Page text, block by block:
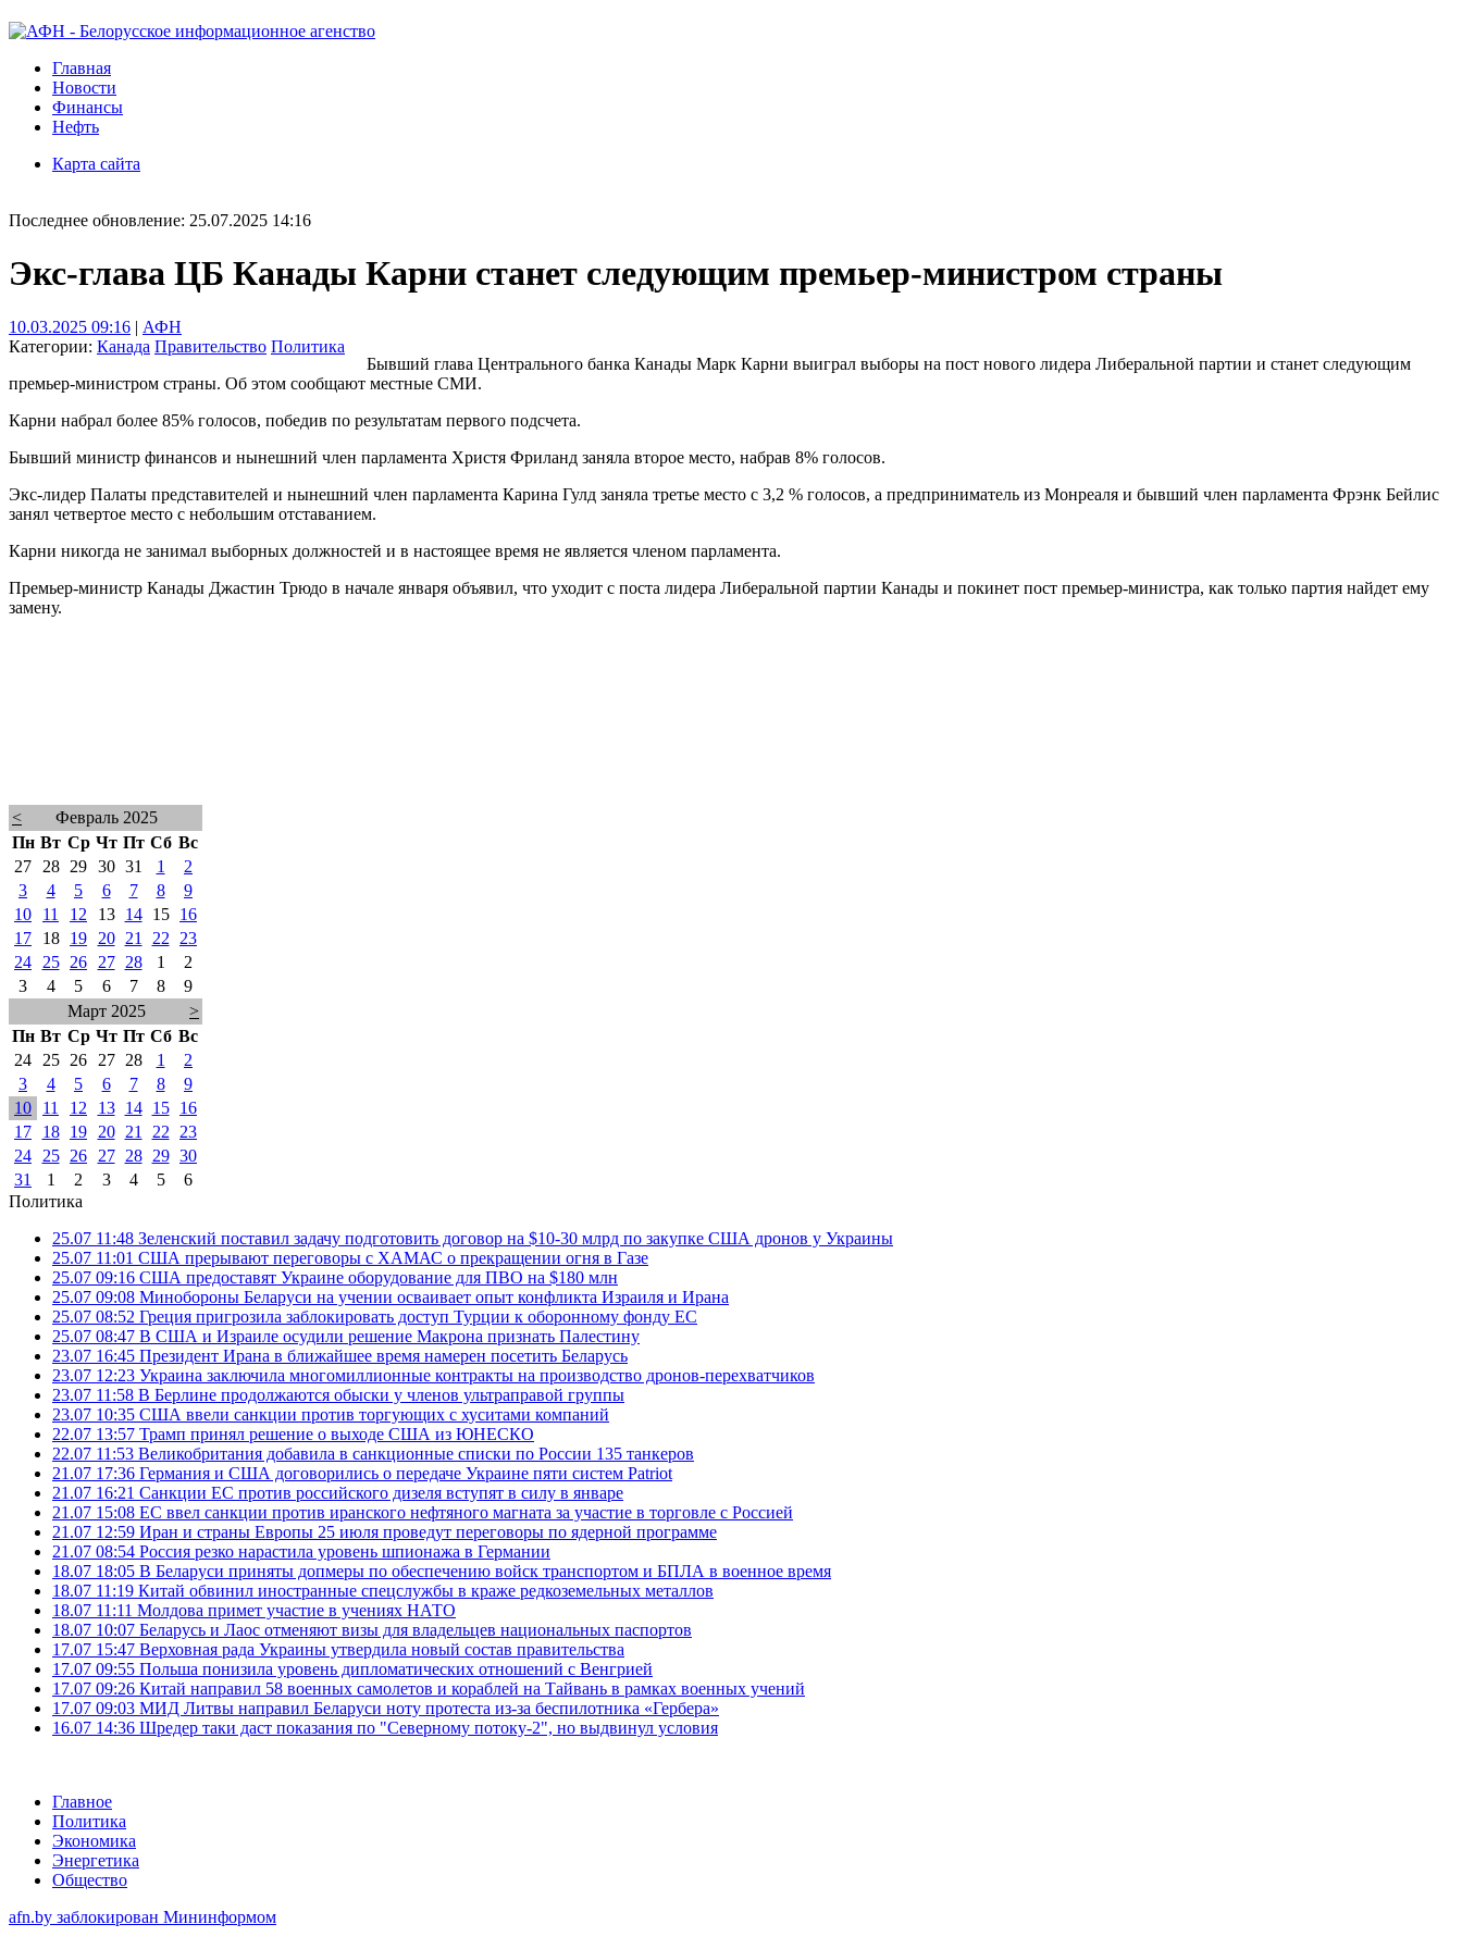
Главная
Новости
Финансы
Нефть
Карта сайта
Последнее обновление: 25.07.2025 14:16
Экс-глава ЦБ Канады Карни станет следующим премьер-министром страны
10.03.2025 09:16 | АФН
Категории: Канада Правительство Политика
Бывший глава Центрального банка Канады Марк Карни выиграл выборы на пост нового лидера Либеральной партии и станет следующим
премьер-министром страны. Об этом сообщают местные СМИ.
Карни набрал более 85% голосов, победив по результатам первого подсчета.
Бывший министр финансов и нынешний член парламента Христя Фриланд заняла второе место, набрав 8% голосов.
Экс-лидер Палаты представителей и нынешний член парламента Карина Гулд заняла третье место с 3,2 % голосов, а предприниматель из Монреаля и бывший член парламента Фрэнк Бейлис
занял четвертое место с небольшим отставанием.
Карни никогда не занимал выборных должностей и в настоящее время не является членом парламента.
Премьер-министр Канады Джастин Трюдо в начале января объявил, что уходит с поста лидера Либеральной партии Канады и покинет пост премьер-министра, как только партия найдет ему
замену.
<
Февраль 2025
Пн Вт Ср Чт Пт Сб Вс
27
28 29 30 31 1
2
3
4 5 6 7 8
9
10
11 12 13 14 15
16
17
18 19 20 21 22
23
24
25 26 27 28 1
2
3
4 5 6 7 8
9
Март 2025
>
Пн Вт Ср Чт Пт Сб Вс
24
25 26 27 28 1
2
3
4 5 6 7 8
9
10
11 12 13 14 15
16
17
18 19 20 21 22
23
24
25 26 27 28 29 30
31
1 2 3 4 5
6
Политика
25.07 11:48 Зеленский поставил задачу подготовить договор на $10-30 млрд по закупке США дронов у Украины
25.07 11:01 США прерывают переговоры с ХАМАС о прекращении огня в Газе
25.07 09:16 США предоставят Украине оборудование для ПВО на $180 млн
25.07 09:08 Минобороны Беларуси на учении осваивает опыт конфликта Израиля и Ирана
25.07 08:52 Греция пригрозила заблокировать доступ Турции к оборонному фонду ЕС
25.07 08:47 В США и Израиле осудили решение Макрона признать Палестину
23.07 16:45 Президент Ирана в ближайшее время намерен посетить Беларусь
23.07 12:23 Украина заключила многомиллионные контракты на производство дронов-перехватчиков
23.07 11:58 В Берлине продолжаются обыски у членов ультраправой группы
23.07 10:35 США ввели санкции против торгующих с хуситами компаний
22.07 13:57 Трамп принял решение о выходе США из ЮНЕСКО
22.07 11:53 Великобритания добавила в санкционные списки по России 135 танкеров
21.07 17:36 Германия и США договорились о передаче Украине пяти систем Patriot
21.07 16:21 Санкции ЕС против российского дизеля вступят в силу в январе
21.07 15:08 ЕС ввел санкции против иранского нефтяного магната за участие в торговле с Россией
21.07 12:59 Иран и страны Европы 25 июля проведут переговоры по ядерной программе
21.07 08:54 Россия резко нарастила уровень шпионажа в Германии
18.07 18:05 В Беларуси приняты допмеры по обеспечению войск транспортом и БПЛА в военное время
18.07 11:19 Китай обвинил иностранные спецслужбы в краже редкоземельных металлов
18.07 11:11 Молдова примет участие в учениях НАТО
18.07 10:07 Беларусь и Лаос отменяют визы для владельцев национальных паспортов
17.07 15:47 Верховная рада Украины утвердила новый состав правительства
17.07 09:55 Польша понизила уровень дипломатических отношений с Венгрией
17.07 09:26 Китай направил 58 военных самолетов и кораблей на Тайвань в рамках военных учений
17.07 09:03 МИД Литвы направил Беларуси ноту протеста из-за беспилотника «Гербера»
16.07 14:36 Шредер таки даст показания по "Северному потоку-2", но выдвинул условия
Главное
Политика
Экономика
Энергетика
Общество
afn.by заблокирован Мининформом